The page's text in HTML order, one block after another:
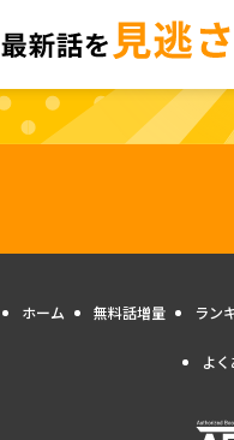
ホーム 無料話増量 ラン
よ